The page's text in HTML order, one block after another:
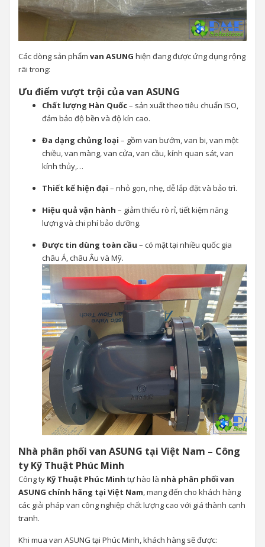
Các dòng sản phẩm van ASUNG hiện đang được ứng dụng rộng
rãi trong:
Ưu điểm vượt trội của van ASUNG
Chất lượng Hàn Quốc– sản xuất theo tiêu chuẩn ISO,
đảm bảo độ bền và độ kín cao.
Đa dạng chủng loại – gồm van bướm, van bi, van một
chiều, van màng, van cửa, van cầu, kính quan sát, van
kính thủy,…
Thiết kế hiện đại – nhỏ gọn, nhẹ, dễ lắp đặt và bảo trì.
Hiệu quả vận hành – giảm thiểu rò rỉ, tiết kiệm năng
lượng và chi phí bảo dưỡng.
Được tin dùng toàn cầu – có mặt tại nhiều quốc gia
châu Á, châu Âu và Mỹ.
Nhà phân phối van ASUNG tại Việt Nam – Công
ty Kỹ Thuật Phúc Minh
Công ty Kỹ Thuật Phúc Minh tự hào là nhà phân phối van
ASUNG chính hãng tại Việt Nam, mang đến cho khách hàng
các giải pháp van công nghiệp chất lượng cao với giá thành cạnh
tranh.
Khi mua van ASUNG tại Phúc Minh, khách hàng sẽ được: